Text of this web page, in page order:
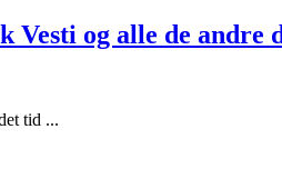
og alle de andre
tid ...